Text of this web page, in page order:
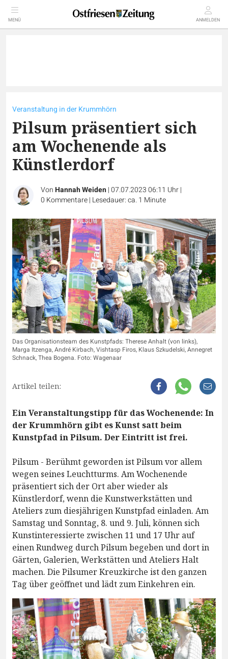
MENÜ ANMELDEN
Veranstaltung in der Krummhörn
Pilsum präsentiert sich
am Wochenende als
Künstlerdorf
VonHannah Weiden|07.07.2023 06:11 Uhr|
0 Kommentare| Lesedauer: ca. 1 Minute
Das Organisationsteam des Kunstpfads: Therese Anhalt (von links),
Marga Itzenga, André Kirbach, Vishtasp Firos, Klaus Szkudelski, Annegret
Schnack, Thea Bogena. Foto: Wagenaar
Artikel teilen:
Ein Veranstaltungstipp für das Wochenende: In
der Krummhörn gibt es Kunst satt beim
Kunstpfad in Pilsum. Der Eintritt ist frei.
Pilsum - Berühmt geworden ist Pilsum vor allem
wegen seines Leuchtturms. Am Wochenende
präsentiert sich der Ort aber wieder als
Künstlerdorf, wenn die Kunstwerkstätten und
Ateliers zum diesjährigen Kunstpfad einladen. Am
Samstag und Sonntag, 8. und 9. Juli, können sich
Kunstinteressierte zwischen 11 und 17 Uhr auf
einen Rundweg durch Pilsum begeben und dort in
Gärten, Galerien, Werkstätten und Ateliers Halt
machen. Die Pilsumer Kreuzkirche ist den ganzen
Tag über geöffnet und lädt zum Einkehren ein.